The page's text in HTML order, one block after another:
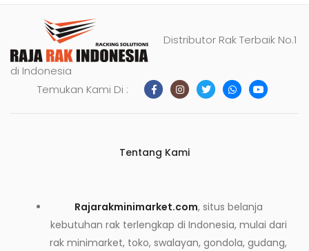
Distributor Rak Terbaik No.1
di Indonesia
Temukan Kami Di :
Tentang Kami
Rajarakminimarket.com, situs belanja
kebutuhan rak terlengkap di Indonesia, mulai dari
rak minimarket, toko, swalayan, gondola, gudang,